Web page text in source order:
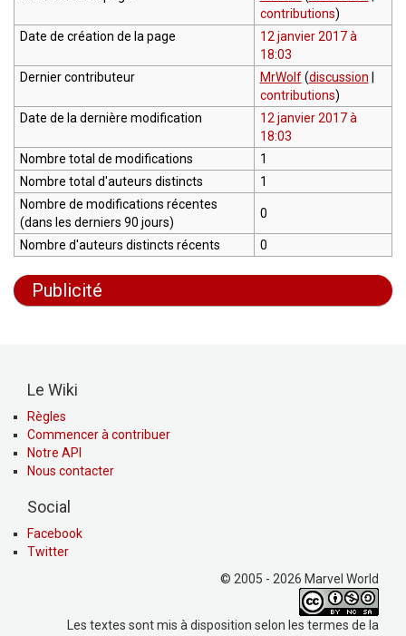
contributions)
Date de création de la page
12 janvier 2017 à
18:03
Dernier contributeur
MrWolf (discussion
contributions)
Date de la dernière modification
12 janvier 2017 à
18:03
Nombre total de modifications
1
Nombre total d'auteurs distincts
1
Nombre de modifications récentes
(dans les derniers 90 jours)
0
Nombre d'auteurs distincts récents 0
Publicité
Le Wiki
Règles
Commencer à contribuer
Notre API
Nous contacter
Social
Facebook
Twitter
© 2005 - 2026 Marvel World
Les textes sont mis à disposition selon les termes de la